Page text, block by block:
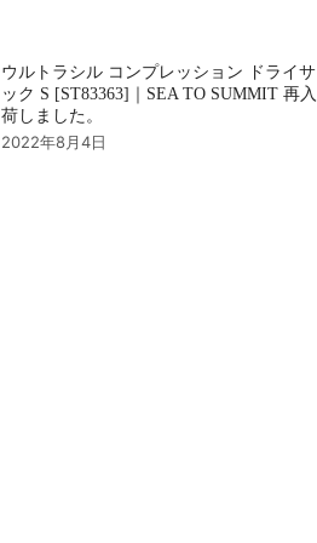
ウルトラシル コンプレッション ドライサ
ック S [ST83363]｜SEA TO SUMMIT 再入
荷しました。
2022年8月4日